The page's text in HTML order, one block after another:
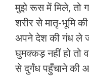
मुझे रूस में मिले, तो
शरीर से मातृ-भूमि
अपने देश की गंध ले
घुमक्कड़ नहीं हो तो
से दुर्गंध पहुँचाने